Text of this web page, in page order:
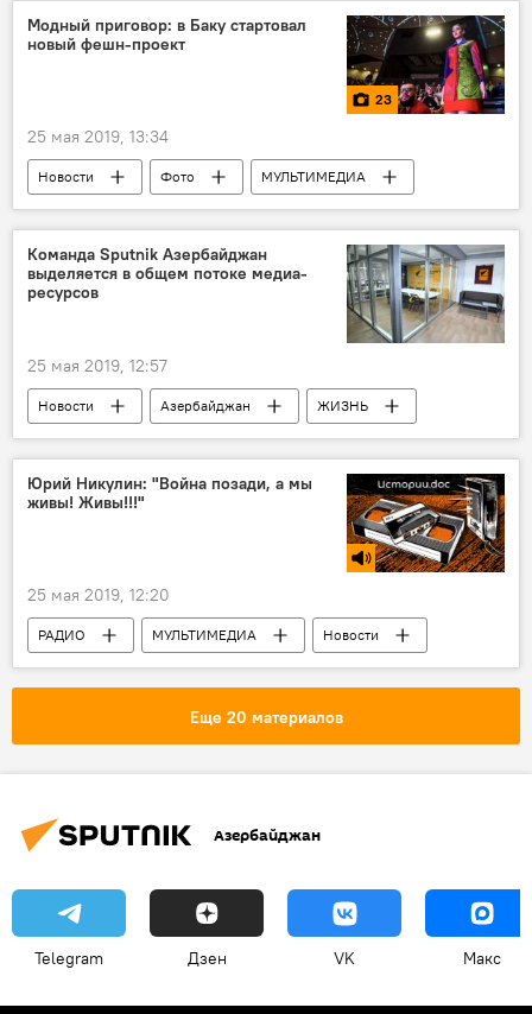
Воскресенье
ветер
Модный приговор: в Баку стартовал
новый фешн-проект
23
25 мая 2019, 13:34
Новости Фото
МУЛЬТИМЕДИА
Азербайджан
ЖИЗНЬ
Культура
Баку
фестиваль
Команда Sputnik Азербайджан
выделяется в общем потоке медиа-
ресурсов
25 мая 2019, 12:57
Новости Азербайджан
ЖИЗНЬ
Политика
Политологи
Юрий Никулин: "Война позади, а мы
живы! Живы!!!"
25 мая 2019, 12:20
РАДИО МУЛЬТИМЕДИА
Новости
Подкасты РИА Новости
Еще 20 материалов
Азербайджан
Telegram Дзен VK Макс